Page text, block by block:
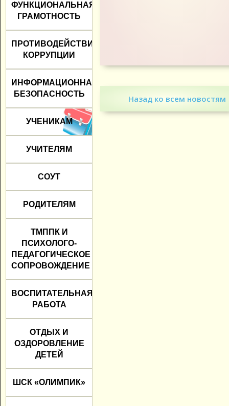
ФУНКЦИОНАЛЬНАЯ
ГРАМОТНОСТЬ
ПРОТИВОДЕЙСТВИЕ
КОРРУПЦИИ
ИНФОРМАЦИОННАЯ
БЕЗОПАСНОСТЬ
УЧЕНИКАМ
УЧИТЕЛЯМ
СОУТ
РОДИТЕЛЯМ
ТМППК И
ПСИХОЛОГО-
ПЕДАГОГИЧЕСКОЕ
СОПРОВОЖДЕНИЕ
ВОСПИТАТЕЛЬНАЯ
РАБОТА
ОТДЫХ И
ОЗДОРОВЛЕНИЕ
ДЕТЕЙ
ШСК «ОЛИМПИК»
Назад ко всем новостям